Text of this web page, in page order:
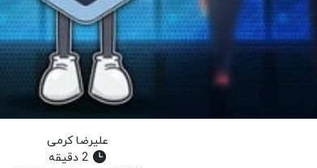
علیرضا کرمی
2 دقیقه